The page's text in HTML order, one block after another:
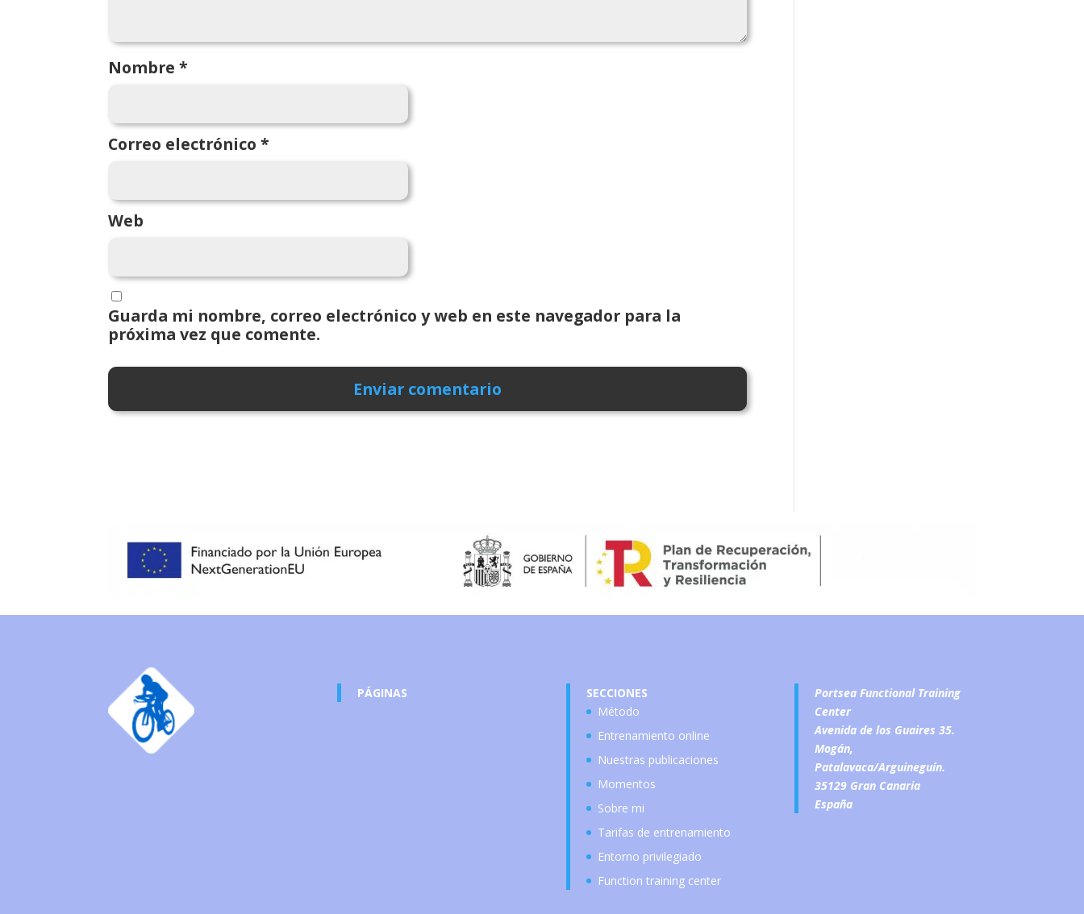
Nombre*
Correo electrónico*
Web
Guarda mi nombre, correo electrónico y web en este navegador para la
próxima vez que comente.
PÁGINAS
SECCIONES
Método
Entrenamiento online
Nuestras publicaciones
Momentos
Sobre mi
Tarifas de entrenamiento
Entorno privilegiado
Function training center
Portsea Functional Training
Center
Avenida de los Guaires 35.
Mogán,
Patalavaca/Arguineguín.
35129 Gran Canaria
España